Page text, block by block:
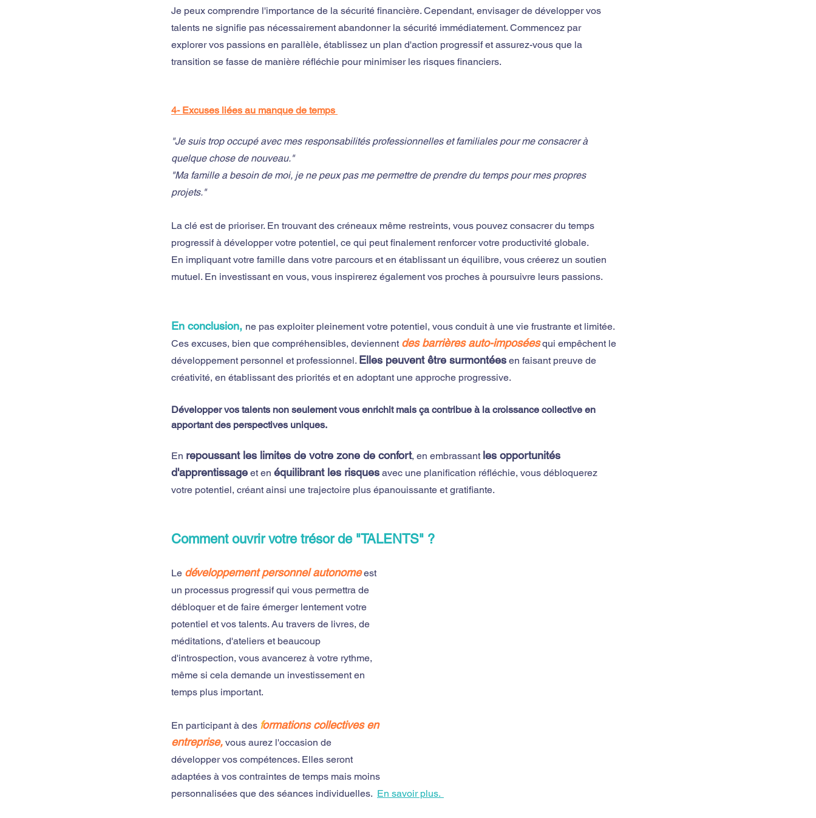
Je peux comprendre l'importance de la sécurité financière. Cependant, envisager de développer vos
talents ne signifie pas nécessairement abandonner la sécurité immédiatement. Commencez par
explorer vos passions en parallèle, établissez un plan d'action progressif et assurez-vous que la
transition se fasse de manière réfléchie pour minimiser les risques financiers.
4- Excuses liées au manque de temps
"Je suis trop occupé avec mes responsabilités professionnelles et familiales pour me consacrer à
quelque chose de nouveau."
"Ma famille a besoin de moi, je ne peux pas me permettre de prendre du temps pour mes propres
projets."
La clé est de prioriser. En trouvant des créneaux même restreints, vous pouvez consacrer du temps
progressif à développer votre potentiel, ce qui peut finalement renforcer votre productivité globale.
En impliquant votre famille dans votre parcours et en établissant un équilibre, vous créerez un soutien
mutuel. En investissant en vous, vous inspirerez également vos proches à poursuivre leurs passions.
En conclusion, ne pas exploiter pleinement votre potentiel, vous conduit à une vie frustrante et limitée.
Ces excuses, bien que compréhensibles, deviennent des barrières auto-imposées qui empêchent le
développement personnel et professionnel. Elles peuvent être surmontées en faisant preuve de
créativité, en établissant des priorités et en adoptant une approche progressive.
Développer vos talents non seulement vous enrichit mais ça contribue à la croissance collective en
apportant des perspectives uniques.
En repoussant les limites de votre zone de confort, en embrassant les opportunités
d'apprentissage et en équilibrant les risques avec une planification réfléchie, vous débloquerez
votre potentiel, créant ainsi une trajectoire plus épanouissante et gratifiante.
Comment ouvrir votre trésor de "TALENTS" ?
Le développement personnel autonome est
un processus progressif qui vous permettra de
débloquer et de faire émerger lentement votre
potentiel et vos talents. Au travers de livres, de
méditations, d'ateliers et beaucoup
d'introspection, vous avancerez à votre rythme,
même si cela demande un investissement en
temps plus important.
En participant à des formations collectives en
entreprise, vous aurez l'occasion de
développer vos compétences. Elles seront
adaptées à vos contraintes de temps mais moins
personnalisées que des séances individuelles. En savoir plus.